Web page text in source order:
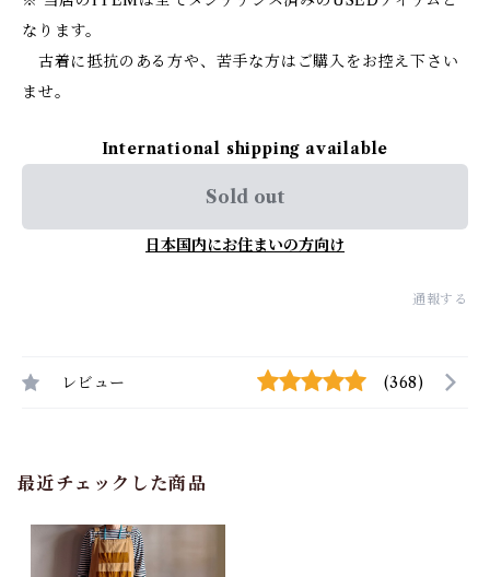
なります。
古着に抵抗のある方や、苦手な方はご購入をお控え下さい
ませ。
International shipping available
Sold out
日本国内にお住まいの方向け
通報する
レビュー (368)
最近チェックした商品